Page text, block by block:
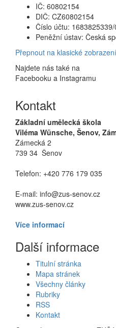
IČ: 60802154
DIČ: CZ60802154
Číslo účtu: 1683825339/
Peněžní ústav: Česká
Přepnout na klasické zobrazení
Najdete nás také na
Facebooku a Instagramu
Kontakt
Základní umělecká škola
Viléma Wünsche, Šenov,
Zámecká 2
739 34 Šenov
Telefon: +420 776 179 035
E-mail: info@zus-senov.cz
www.zus-senov.cz
Více informací
Další informace
Titulní stránka
Mapa stránek
Všechny články
Rubriky
RSS
Kontakt